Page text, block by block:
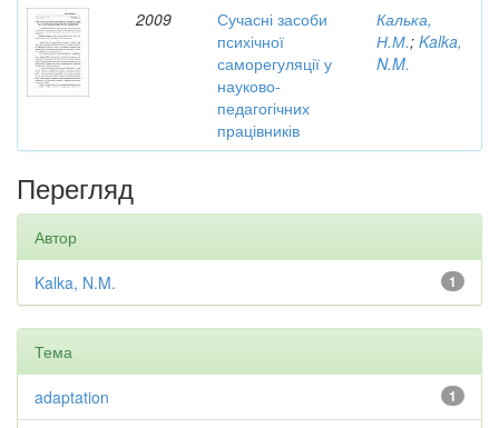
2009
Сучасні засоби
психічної
саморегуляції у
науково-
педагогічних
працівників
Калька,
Н.М.; Kalka,
N.M.
Перегляд
Автор
1
Kalka, N.M.
Тема
1
adaptation